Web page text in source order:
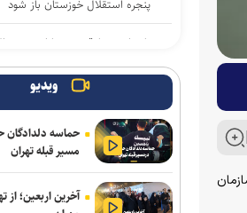
پنجره استقلال خوزستان باز شود
تاجدار و صادقی دستیاران جدید
پیکان
دانایی دوباره خیبری شد
درصدی یا کاهش چشم‌گیر بودجه
ویدیو
حماسه دلدادگان
مسیر قبله تهران
آخرین اربعین؛ از